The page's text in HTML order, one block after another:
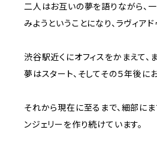
二人はお互いの夢を語りながら、
みようということになり、ラヴィアド
渋谷駅近くにオフィスをかまえて
夢はスタート、そしてその５年後に
それから現在に至るまで、細部に
ンジェリーを作り続けています。